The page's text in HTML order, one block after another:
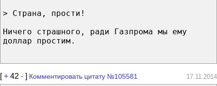
> Страна, прости!
Ничего страшного, ради Газпрома мы ему
доллар простим.
[+ 42 - ] Комментировать цитату №105581 17.11.2014